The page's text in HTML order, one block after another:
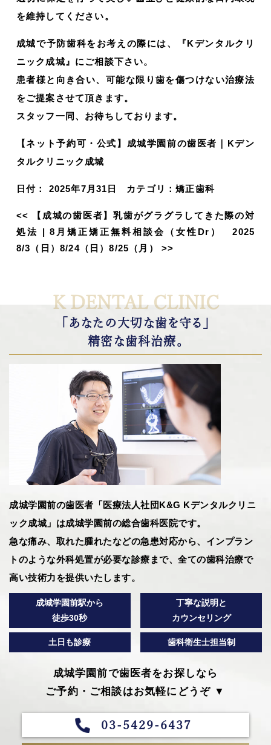
を維持してください。
成城で予防歯科をお考えの際には、『Kデンタルクリ
ニック成城』にご相談下さい。
患者様と向き合い、可能な限り歯を傷つけない治療法
をご提案させて頂きます。
スタッフ一同、お待ちしております。
【ネット予約可・公式】成城学園前の歯医者｜Kデン
タルクリニック成城
日付： 2025年7月31日 カテゴリ：矯正歯科
<< 【成城の歯医者】乳歯がグラグラしてきた際の対
処法 |8月矯正矯正無料相談会（女性Dr） 2025
8/3（日）8/24（日）8/25（月）>>
K DENTAL CLINIC
「あなたの大切な歯を守る」
精密な歯科治療。
成城学園前の歯医者「医療法人社団K&G Kデンタルクリニ
ック成城」は成城学園前の総合歯科医院です。
急な痛み、取れた腫れたなどの急患対応から、インプラン
トのような外科処置が必要な診療まで、全ての歯科治療で
高い技術力を提供いたします。
成城学園前駅から
徒歩30秒
丁寧な説明と
カウンセリング
土日も診療 歯科衛生士担当制
成城学園前で歯医者をお探しなら
ご予約・ご相談はお気軽にどうぞ ▼
03-5429-6437